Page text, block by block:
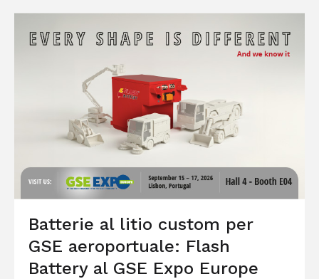
Batterie al litio custom per
GSE aeroportuale: Flash
Battery al GSE Expo Europe